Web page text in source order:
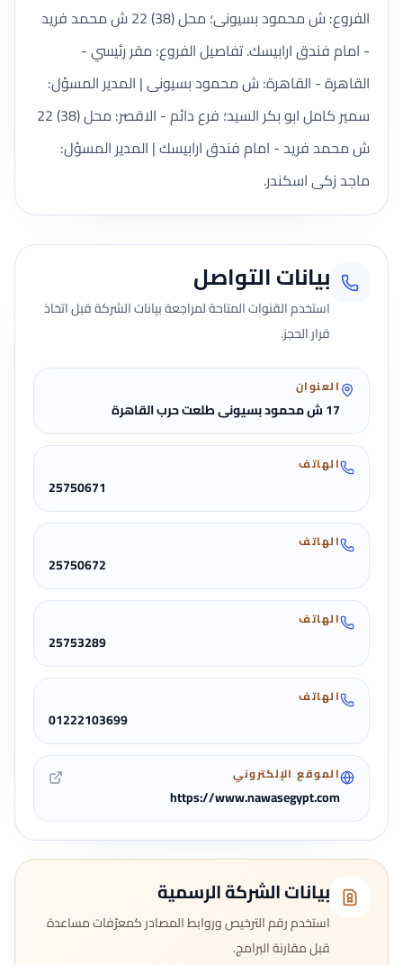
الفروع: ش محمود بسيونى؛ محل (38) 22 ش محمد فريد
- امام فندق ارابيسك. تفاصيل الفروع: مقر رئيسي -
القاهرة - القاهرة: ش محمود بسيونى | المدير المسؤل:
سمير كامل ابو بكر السيد؛ فرع دائم - الاقصر: محل (38) 22
ش محمد فريد - امام فندق ارابيسك | المدير المسؤل:
ماجد زكى اسكندر.
بيانات التواصل
استخدم القنوات المتاحة لمراجعة بيانات الشركة قبل اتخاذ
قرار الحجز.
العنوان
17 ش محمود بسيونى طلعت حرب القاهرة
الهاتف
25750671
الهاتف
25750672
الهاتف
25753289
الهاتف
01222103699
الموقع الإلكتروني
https://www.nawasegypt.com
بيانات الشركة الرسمية
استخدم رقم الترخيص وروابط المصادر كمعرّفات مساعدة
قبل مقارنة البرامج.